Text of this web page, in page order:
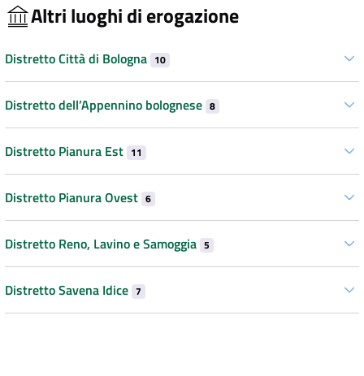
Altri luoghi di erogazione
Distretto Città di Bologna 10
Distretto dell’Appennino bolognese 8
Distretto Pianura Est 11
Distretto Pianura Ovest 6
Distretto Reno, Lavino e Samoggia 5
Distretto Savena Idice 7